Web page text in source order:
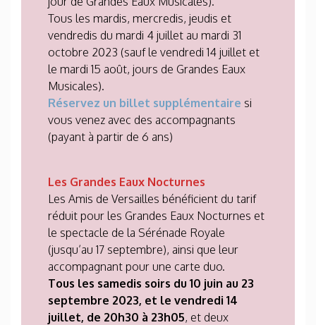
Tous les mardis, mercredis, jeudis et
vendredis du mardi 4 juillet au mardi 31
octobre 2023 (sauf le vendredi 14 juillet et
le mardi 15 août, jours de Grandes Eaux
Musicales).
Réservez un billet supplémentaire si
vous venez avec des accompagnants
(payant à partir de 6 ans)
Les Grandes Eaux Nocturnes
Les Amis de Versailles bénéficient du tarif
réduit pour les Grandes Eaux Nocturnes et
le spectacle de la Sérénade Royale
(jusqu’au 17 septembre), ainsi que leur
accompagnant pour une carte duo.
Tous les samedis soirs du 10 juin au 23
septembre 2023, et le vendredi 14
juillet, de 20h30 à 23h05, et deux